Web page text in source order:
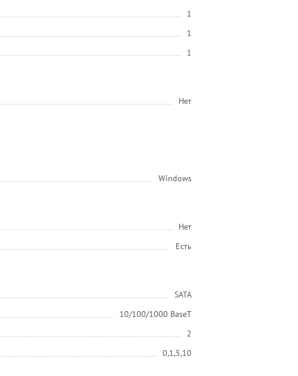
1
1
1
Нет
Windows
Нет
Есть
SATA
10/100/1000 BaseT
2
0,1,5,10